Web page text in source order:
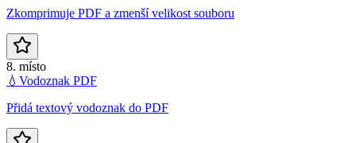
Zkomprimuje PDF a zmenší velikost souboru
8. místo
💧 Vodoznak PDF
Přidá textový vodoznak do PDF